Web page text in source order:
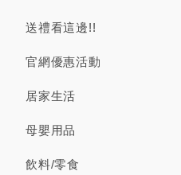
送禮看這邊!!
官網優惠活動
居家生活
母嬰用品
飲料/零食